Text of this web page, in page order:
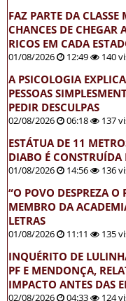
FAZ PARTE DA CLASSE
CHANCES DE CHEGAR
RICOS EM CADA
01/08/2026 12:49 140
A PSICOLOGIA
PESSOAS
PEDIR DESCULPAS
02/08/2026 06:18 137
ESTÁTUA DE 11
DIABO É CONSTRUÍDA
01/08/2026 14:56 136
“O POVO DESPREZA O
MEMBRO DA
LETRAS
01/08/2026 11:11 135
INQUÉRITO DE
PF E MENDONÇA,
IMPACTO ANTES DAS
02/08/2026 04:33 124